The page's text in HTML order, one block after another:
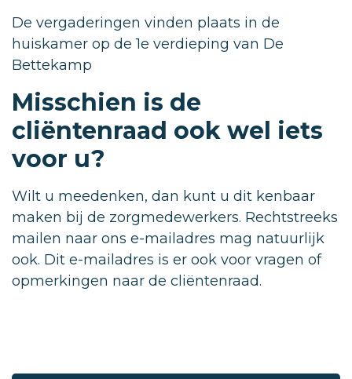
De vergaderingen vinden plaats in de
huiskamer op de 1e verdieping van De
Bettekamp
Misschien is de
cliëntenraad ook wel iets
voor u?
Wilt u meedenken, dan kunt u dit kenbaar
maken bij de zorgmedewerkers. Rechtstreeks
mailen naar ons e-mailadres mag natuurlijk
ook. Dit e-mailadres is er ook voor vragen of
opmerkingen naar de cliëntenraad.